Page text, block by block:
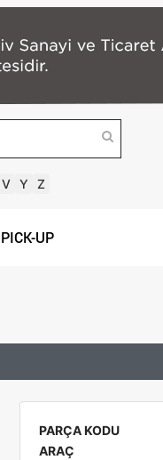
V Y Z
PICK-UP
PARÇA KODU
ARAÇ